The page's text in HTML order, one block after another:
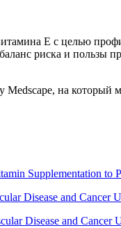
Е с целью
риска и
Medscape, на
Supplementation to
Disease and Cancer
Disease and